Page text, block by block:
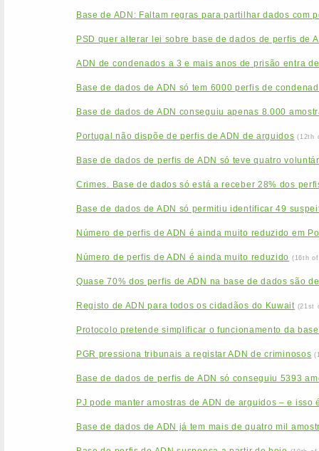
Base de ADN: Faltam regras para partilhar dados com
PSD quer alterar lei sobre base de dados de perfis de
ADN de condenados a 3 e mais anos de prisão entra
Base de dados de ADN só tem 6000 perfis de
Base de dados de ADN conseguiu apenas 8.000
Portugal não dispõe de perfis de ADN de arguidos (12th
Base de dados de perfis de ADN só teve quatro
Crimes. Base de dados só está a receber 28% dos
Base de dados de ADN só permitiu identificar 49
Número de perfis de ADN é ainda muito reduzido em
Número de perfis de ADN é ainda muito reduzido (16th
Quase 70% dos perfis de ADN na base de dados são
Registo de ADN para todos os cidadãos do Kuwait (21st
Protocolo pretende simplificar o funcionamento da
PGR pressiona tribunais a registar ADN de criminosos
Base de dados de perfis de ADN só conseguiu 5393
PJ pode manter amostras de ADN de arguidos – e isso
Base de dados de ADN já tem mais de quatro mil